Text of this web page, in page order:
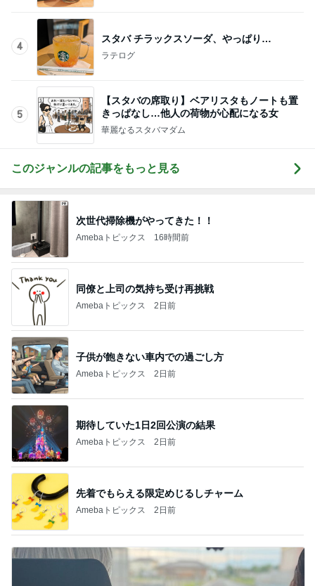
4
スタバ チラックスソーダ、やっぱり…
ラテログ
5
【スタバの席取り】ベアリスタもノートも置
きっぱなし…他人の荷物が心配になる女
華麗なるスタバマダム
このジャンルの記事をもっと見る
次世代掃除機がやってきた！！
Amebaトピックス 16時間前
同僚と上司の気持ち受け再挑戦
Amebaトピックス 2日前
子供が飽きない車内での過ごし方
Amebaトピックス 2日前
期待していた1日2回公演の結果
Amebaトピックス 2日前
先着でもらえる限定めじるしチャーム
Amebaトピックス 2日前